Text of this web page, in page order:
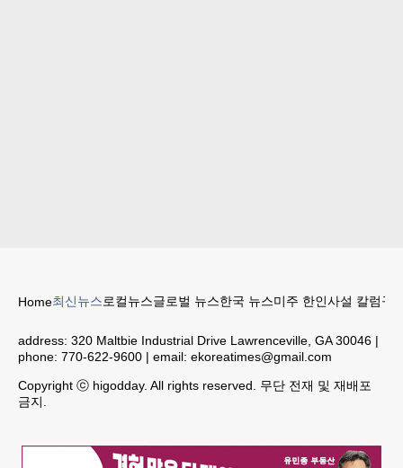
Home최신뉴스로컬뉴스글로벌 뉴스한국 뉴스미주 한인사설 칼럼구
address: 320 Maltbie Industrial Drive Lawrenceville, GA 30046 |
phone: 770-622-9600 | email: ekoreatimes@gmail.com
Copyright ⓒ higodday. All rights reserved. 무단 전재 및 재배포
금지.